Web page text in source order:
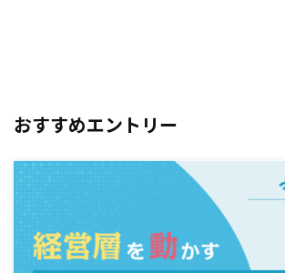
おすすめエントリー